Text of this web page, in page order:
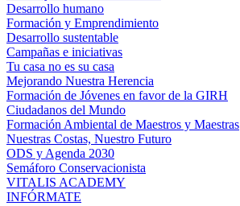
Desarrollo humano
Formación y Emprendimiento
Desarrollo sustentable
Campañas e iniciativas
Tu casa no es su casa
Mejorando Nuestra Herencia
Formación de Jóvenes en favor de la GIRH
Ciudadanos del Mundo
Formación Ambiental de Maestros y Maestras
Nuestras Costas, Nuestro Futuro
ODS y Agenda 2030
Semáforo Conservacionista
VITALIS ACADEMY
INFÓRMATE